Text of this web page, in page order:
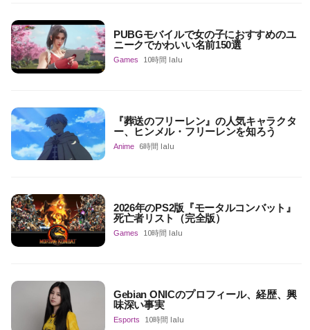
PUBGモバイルで女の子におすすめのユ
ニークでかわいい名前150選
Games 10時間 lalu
『葬送のフリーレン』の人気キャラクタ
ー、ヒンメル・フリーレンを知ろう
Anime 6時間 lalu
2026年のPS2版『モータルコンバット』
死亡者リスト（完全版）
Games 10時間 lalu
Gebian ONICのプロフィール、経歴、興
味深い事実
Esports 10時間 lalu